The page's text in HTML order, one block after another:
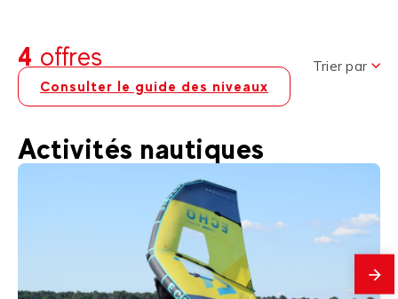
4 offres
Consulter le guide des niveaux
Trier par
Activités nautiques
En